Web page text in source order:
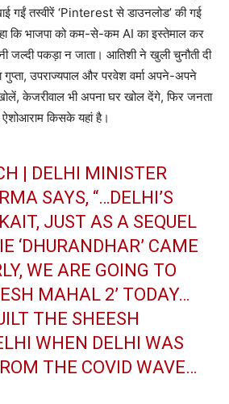
गईं तस्वीरें ‘Pinterest से डाउनलोड’ की गई
कि भाजपा को कम-से-कम AI का इस्तेमाल कर
जल्दी पकड़ा न जाता। आतिशी ने खुली चुनौती दी
गुप्ता, उपराज्यपाल और परवेश वर्मा अपने-अपने
केजरीवाल भी अपना घर खोल देंगे, फिर जनता
किसके यहां है।
| DELHI MINISTER
SAYS, “…DELHI’S
JUST AS A SEQUEL
‘DHURANDHAR’ CAME
WE ARE GOING TO
MAHAL 2’ TODAY…
THE SHEESH
WHEN DELHI WAS
THE COVID WAVE…